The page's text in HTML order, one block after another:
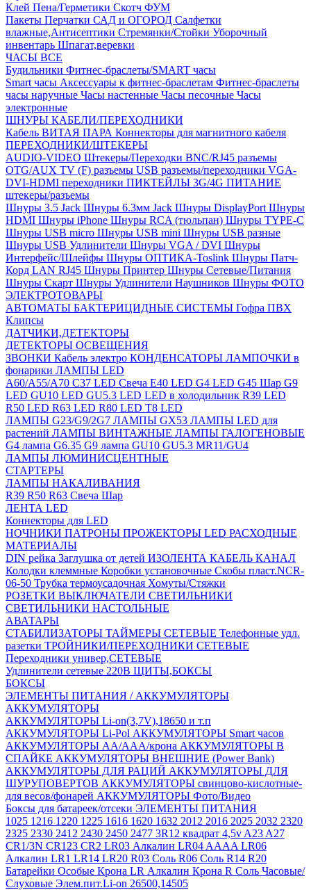
Клей Пена/Герметики Скотч ФУМ
Пакеты Перчатки САД и ОГОРОД Салфетки
влажные,Антисептики Стремянки/Стойки Уборочный
инвентарь Шпагат,веревки
ЧАСЫ ВСЕ
Будильники Фитнес-браслеты/SMART часы
Smart часы Аксессуары к фитнес-браслетам Фитнес-браслеты
часы наручные Часы настенные Часы песочные Часы
электронные
ШНУРЫ КАБЕЛИ/ПЕРЕХОДНИКИ
Кабель ВИТАЯ ПАРА Коннекторы для магнитного кабеля
ПЕРЕХОДНИКИ/ШТЕКЕРЫ
AUDIO-VIDEO Штекеры/Переходки BNC/RJ45 разъемы
OTG/AUX TV (F) разъемы USB разъемы/переходники VGA-
DVI-HDMI переходники ПИКТЕЙЛЫ 3G/4G ПИТАНИЕ
штекеры/разъемы
Шнуры 3.5 Jack Шнуры 6.3мм Jack Шнуры DisplayPort Шнуры
HDMI Шнуры iPhone Шнуры RCA (тюльпан) Шнуры TYPE-C
Шнуры USB micro Шнуры USB mini Шнуры USB разные
Шнуры USB Удлинители Шнуры VGA / DVI Шнуры
Интерфейс/Шлейфы Шнуры ОПТИКА-Toslink Шнуры Патч-
Корд LAN RJ45 Шнуры Принтер Шнуры Сетевые/Питания
Шнуры Скарт Шнуры Удлинители Наушников Шнуры ФОТО
ЭЛЕКТРОТОВАРЫ
АВТОМАТЫ БАКТЕРИЦИДНЫЕ СИСТЕМЫ Гофра ПВХ
Клипсы
ДАТЧИКИ,ДЕТЕКТОРЫ
ДЕТЕКТОРЫ ОСВЕЩЕНИЯ
ЗВОНКИ Кабель электро КОНДЕНСАТОРЫ ЛАМПОЧКИ в
фонарики ЛАМПЫ LED
A60/A55/A70 C37 LED Свеча E40 LED G4 LED G45 Шар G9
LED GU10 LED GU5.3 LED LED в холодильник R39 LED
R50 LED R63 LED R80 LED T8 LED
ЛАМПЫ G23/G9/2G7 ЛАМПЫ GX53 ЛАМПЫ LED для
растений ЛАМПЫ ВИНТАЖНЫЕ ЛАМПЫ ГАЛОГЕНОВЫЕ
G4 лампа G6.35 G9 лампа GU10 GU5.3 MR11/GU4
ЛАМПЫ ЛЮМИНИСЦЕНТНЫЕ
СТАРТЕРЫ
ЛАМПЫ НАКАЛИВАНИЯ
R39 R50 R63 Свеча Шар
ЛЕНТА LED
Коннекторы для LED
НОЧНИКИ ПАТРОНЫ ПРОЖЕКТОРЫ LED РАСХОДНЫЕ
МАТЕРИАЛЫ
DIN рейка Заглушка от детей ИЗОЛЕНТА КАБЕЛЬ КАНАЛ
Колодки клеммные Коробки установочные Скобы пласт.NCR-
06-50 Трубка термоусадочная Хомуты/Стяжки
РОЗЕТКИ ВЫКЛЮЧАТЕЛИ СВЕТИЛЬНИКИ
СВЕТИЛЬНИКИ НАСТОЛЬНЫЕ
АВАТАРЫ
СТАБИЛИЗАТОРЫ ТАЙМЕРЫ СЕТЕВЫЕ Телефонные удл.
разетки ТРОЙНИКИ/ПЕРЕХОДНИКИ СЕТЕВЫЕ
Переходники универ,СЕТЕВЫЕ
Удлинители сетевые 220В ЩИТЫ,БОКСЫ
БОКСЫ
ЭЛЕМЕНТЫ ПИТАНИЯ / АККУМУЛЯТОРЫ
АККУМУЛЯТОРЫ
АККУМУЛЯТОРЫ Li-on(3,7V),18650 и т.п
АККУМУЛЯТОРЫ Li-Pol АККУМУЛЯТОРЫ Smart часов
АККУМУЛЯТОРЫ АА/ААА/крона АККУМУЛЯТОРЫ В
СПАЙКЕ АККУМУЛЯТОРЫ ВНЕШНИЕ (Power Bank)
АККУМУЛЯТОРЫ ДЛЯ РАЦИЙ АККУМУЛЯТОРЫ ДЛЯ
ШУРУПОВЕРТОВ АККУМУЛЯТОРЫ свинцово-кислотные-
для весов/фонарей АККУМУЛЯТОРЫ Фото/Видео
Боксы для батареек/отсеки ЭЛЕМЕНТЫ ПИТАНИЯ
1025 1216 1220 1225 1616 1620 1632 2012 2016 2025 2032 2320
2325 2330 2412 2430 2450 2477 3R12 квадрат 4,5v A23 A27
CR1/3N CR123 CR2 LR03 Алкалин LR04 AAAA LR06
Алкалин LR1 LR14 LR20 R03 Соль R06 Соль R14 R20
Батарейки Особые Крона LR Алкалин Крона R Соль Часовые/
Слуховые Элем.пит.Li-on 26500,14505